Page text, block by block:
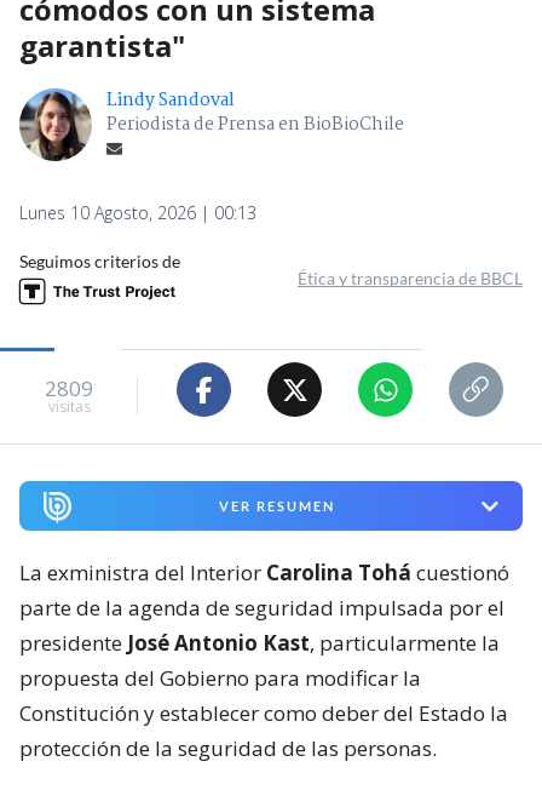
cómodos con un sistema
garantista"
Lindy Sandoval
Periodista de Prensa en BioBioChile
Lunes 10 Agosto, 2026 | 00:13
Seguimos criterios de
Ética y transparencia de BBCL
2809
visitas
VER RESUMEN
La exministra del Interior Carolina Tohá cuestionó
parte de la agenda de seguridad impulsada por el
presidente José Antonio Kast, particularmente la
propuesta del Gobierno para modificar la
Constitución y establecer como deber del Estado la
protección de la seguridad de las personas.